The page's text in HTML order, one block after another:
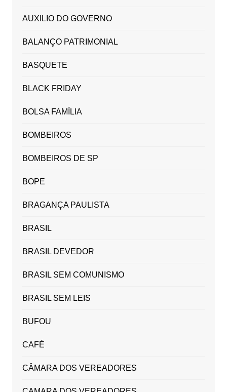
AUXILIO DO GOVERNO
BALANÇO PATRIMONIAL
BASQUETE
BLACK FRIDAY
BOLSA FAMÍLIA
BOMBEIROS
BOMBEIROS DE SP
BOPE
BRAGANÇA PAULISTA
BRASIL
BRASIL DEVEDOR
BRASIL SEM COMUNISMO
BRASIL SEM LEIS
BUFOU
CAFÉ
CÂMARA DOS VEREADORES